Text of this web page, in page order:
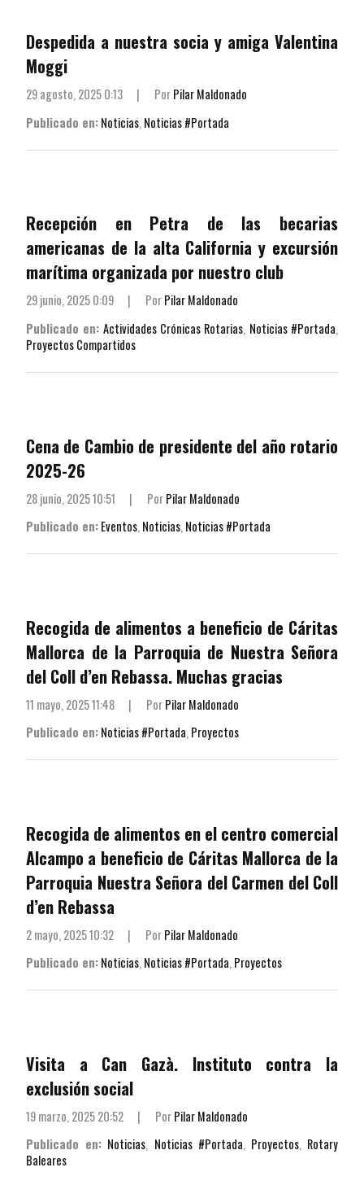
Despedida a nuestra socia y amiga Valentina
Moggi
29 agosto, 2025 0:13 | PorPilar Maldonado
Publicado en:Noticias, Noticias #Portada
Recepción en Petra de las becarias
americanas de la alta California y excursión
marítima organizada por nuestro club
29 junio, 2025 0:09 | PorPilar Maldonado
Publicado en: Actividades Crónicas Rotarias, Noticias #Portada,
Proyectos Compartidos
Cena de Cambio de presidente del año rotario
2025-26
28 junio, 2025 10:51 | PorPilar Maldonado
Publicado en:Eventos, Noticias, Noticias #Portada
Recogida de alimentos a beneficio de Cáritas
Mallorca de la Parroquia de Nuestra Señora
del Coll d’en Rebassa. Muchas gracias
11 mayo, 2025 11:48 | PorPilar Maldonado
Publicado en:Noticias #Portada, Proyectos
Recogida de alimentos en el centro comercial
Alcampo a beneficio de Cáritas Mallorca de la
Parroquia Nuestra Señora del Carmen del Coll
d’en Rebassa
2 mayo, 2025 10:32 | PorPilar Maldonado
Publicado en:Noticias,Noticias #Portada,Proyectos
Visita a Can Gazà. Instituto contra la
exclusión social
19 marzo, 2025 20:52 | PorPilar Maldonado
Publicado en: Noticias, Noticias #Portada, Proyectos, Rotary
Baleares